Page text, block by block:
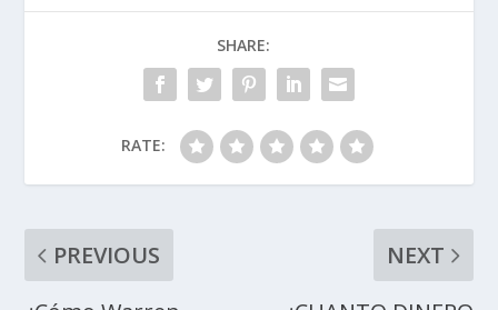
SHARE:
RATE:
PREVIOUS
NEXT